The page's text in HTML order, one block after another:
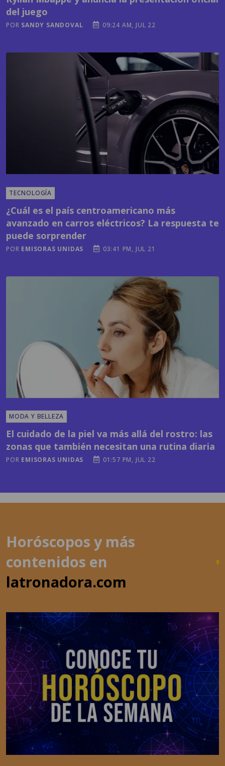
avanzado en carros eléctricos? La respuesta te
puede sorprender
EMISORAS UNIDAS 03:41 PM, JUL 21
MODA Y BELLEZA
zonas que también necesitan una rutina diaria
POR EMISORAS UNIDAS 01:57 PM, JUL 22
contenidos en
latronadora.com